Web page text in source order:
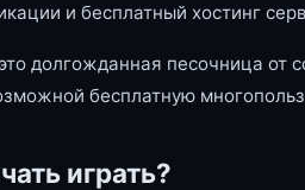
и бесплатный хостинг
долгожданная песочница от
бесплатную
играть?